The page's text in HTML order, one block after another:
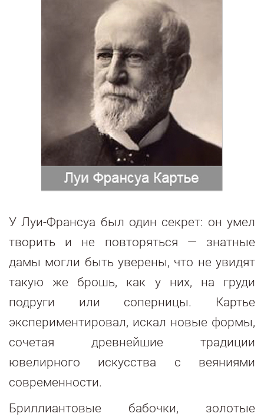
У Луи-Франсуа был один секрет: он умел
творить и не повторяться — знатные
дамы могли быть уверены, что не увидят
такую же брошь, как у них, на груди
подруги или соперницы. Картье
экспериментировал, искал новые формы,
сочетая древнейшие традиции
ювелирного искусства с веяниями
современности.
Бриллиантовые бабочки, золотые